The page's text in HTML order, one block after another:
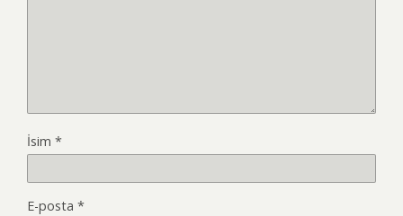
İsim *
E-posta *